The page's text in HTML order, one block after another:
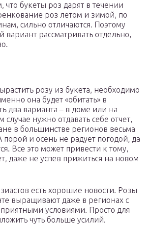
что букеты роз дарят в течении
роз летом и зимой, по
сильно отличаются. Поэтому
вариант рассматривать отдельно,
розу из букета, необходимо
она будет «обитать» в
два варианта – в доме или на
случае нужно отдавать себе отчет,
в большинстве регионов весьма
и осень не радует погодой, да
Все это может привести к тому,
даже не успев прижиться на новом
есть хорошие новости. Розы
выращивают даже в регионах с
условиями. Просто для
чуть больше усилий.